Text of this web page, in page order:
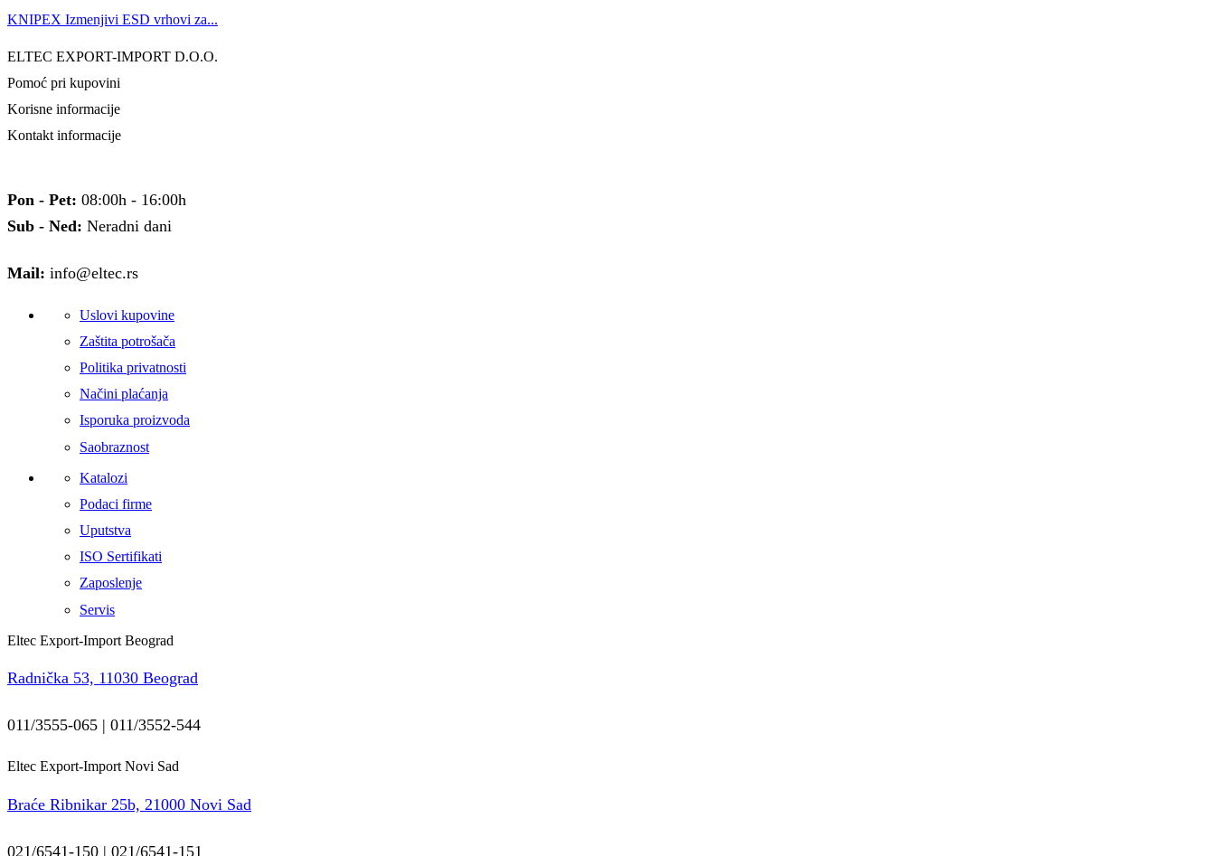
KNIPEX Izmenjivi ESD vrhovi za...
ELTEC EXPORT-IMPORT D.O.O.
Pomoć pri kupovini
Korisne informacije
Kontakt informacije
Pon - Pet: 08:00h - 16:00h
Sub - Ned: Neradni dani
Mail: info@eltec.rs
Uslovi kupovine
Zaštita potrošača
Politika privatnosti
Načini plaćanja
Isporuka proizvoda
Saobraznost
Katalozi
Podaci firme
Uputstva
ISO Sertifikati
Zaposlenje
Servis
Eltec Export-Import Beograd
Radnička 53, 11030 Beograd
011/3555-065 | 011/3552-544
Eltec Export-Import Novi Sad
Braće Ribnikar 25b, 21000 Novi Sad
021/6541-150 | 021/6541-151